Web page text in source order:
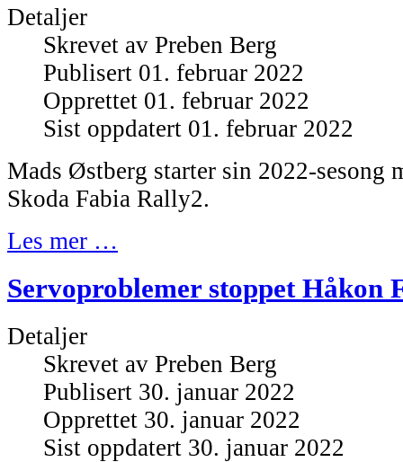
Detaljer
Skrevet av Preben Berg
Publisert 01. februar 2022
Opprettet 01. februar 2022
Sist oppdatert 01. februar 2022
Mads Østberg starter sin 2022-sesong
Skoda Fabia Rally2.
Les mer …
Servoproblemer stoppet Håkon
Detaljer
Skrevet av Preben Berg
Publisert 30. januar 2022
Opprettet 30. januar 2022
Sist oppdatert 30. januar 2022